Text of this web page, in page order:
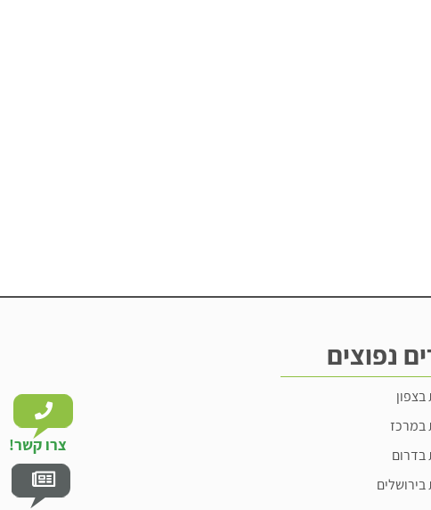
צרו קשר!
נפוצים
במרכז
בדרום